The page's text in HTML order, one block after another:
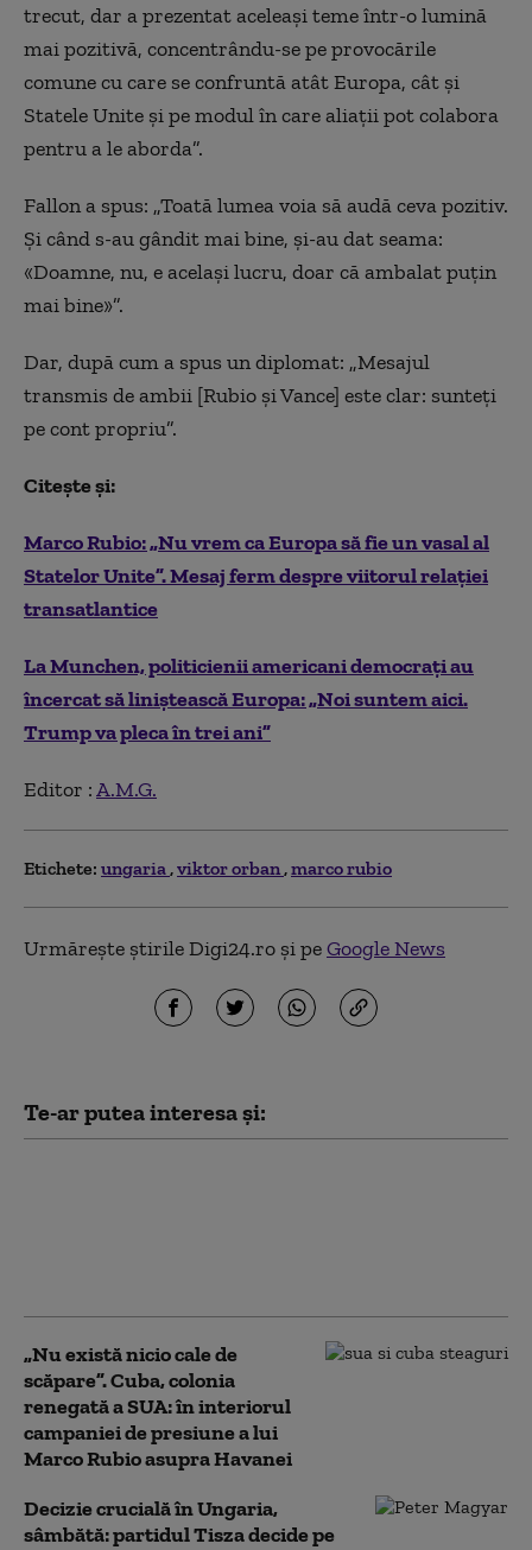
trecut, dar a prezentat aceleași teme într-o lumină
mai pozitivă, concentrându-se pe provocările
comune cu care se confruntă atât Europa, cât și
Statele Unite și pe modul în care aliații pot colabora
pentru a le aborda”.
Fallon a spus: „Toată lumea voia să audă ceva pozitiv.
Și când s-au gândit mai bine, și-au dat seama:
«Doamne, nu, e același lucru, doar că ambalat puțin
mai bine»”.
Dar, după cum a spus un diplomat: „Mesajul
transmis de ambii [Rubio și Vance] este clar: sunteți
pe cont propriu”.
Citește și:
Marco Rubio: „Nu vrem ca Europa să fie un vasal al
Statelor Unite”. Mesaj ferm despre viitorul relaţiei
transatlantice
La Munchen, politicienii americani democraţi au
încercat să liniştească Europa: „Noi suntem aici.
Trump va pleca în trei ani”
Editor :A.M.G.
Etichete: ungaria viktor orban marco rubio
Urmărește știrile Digi24.ro și peGoogle News
Te-ar putea interesa și:
„Nu există nicio cale de
scăpare”. Cuba, colonia
renegată a SUA: în interiorul
campaniei de presiune a lui
Marco Rubio asupra Havanei
Decizie crucială în Ungaria,
sâmbătă: partidul Tisza decide pe